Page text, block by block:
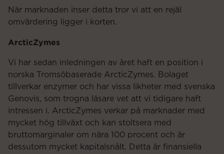
När marknaden inser detta tror vi att en rejäl
omvärdering ligger i korten.
ArcticZymes
Vi har sedan inledningen av året haft en position i
norska Tromsöbaserade ArcticZymes. Bolaget
tillverkar enzymer och har vissa likheter med svenska
Genovis, som trogna läsare vet att vi tidigare haft
intressen i. ArcticZymes verkar på marknader med
mycket hög tillväxt och kan stoltsera med
bruttomarginaler om nära 100 procent och är
dessutom mycket kapitalsnålt. Detta är finansiella